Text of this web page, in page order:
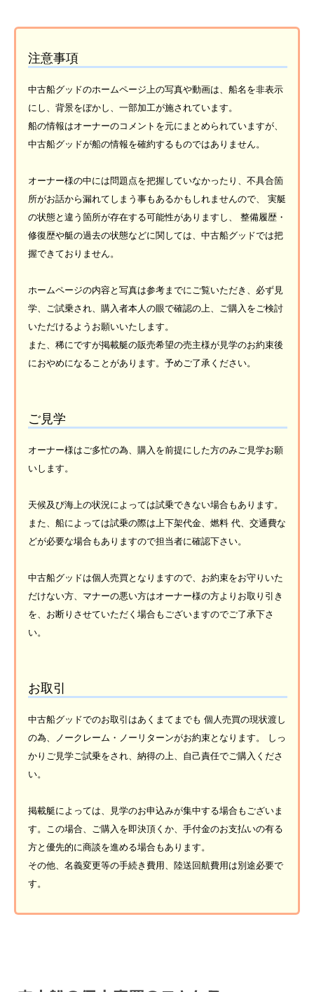
注意事項
中古船グッドのホームページ上の写真や動画は、船名を非表示
にし、背景をぼかし、一部加工が施されています。
船の情報はオーナーのコメントを元にまとめられていますが、
中古船グッドが船の情報を確約するものではありません。
オーナー様の中には問題点を把握していなかったり、不具合箇
所がお話から漏れてしまう事もあるかもしれませんので、 実艇
の状態と違う箇所が存在する可能性がありますし、 整備履歴・
修復歴や艇の過去の状態などに関しては、中古船グッドでは把
握できておりません。
ホームページの内容と写真は参考までにご覧いただき、必ず見
学、ご試乗され、購入者本人の眼で確認の上、ご購入をご検討
いただけるようお願いいたします。
また、稀にですが掲載艇の販売希望の売主様が見学のお約束後
におやめになることがあります。予めご了承ください。
ご見学
オーナー様はご多忙の為、購入を前提にした方のみご見学お願
いします。
天候及び海上の状況によっては試乗できない場合もあります。
また、船によっては試乗の際は上下架代金、燃料 代、交通費な
どが必要な場合もありますので担当者に確認下さい。
中古船グッドは個人売買となりますので、お約束をお守りいた
だけない方、マナーの悪い方はオーナー様の方よりお取り引き
を、お断りさせていただく場合もございますのでご了承下さ
い。
お取引
中古船グッドでのお取引はあくまてまでも 個人売買の現状渡し
の為、ノークレーム・ノーリターンがお約束となります。 しっ
かりご見学ご試乗をされ、納得の上、自己責任でご購入くださ
い。
掲載艇によっては、見学のお申込みが集中する場合もございま
す。この場合、ご購入を即決頂くか、手付金のお支払いの有る
方と優先的に商談を進める場合もあります。
その他、名義変更等の手続き費用、陸送回航費用は別途必要で
す。